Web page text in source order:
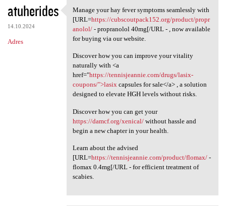
atuherides
14.10.2024
Adres
Manage your hay fever
Manage your hay fever symptoms seamlessly with
[URL=https://cubscoutpack152.org/product/propr
anolol/- propranolol 40mg[/URL - , now available
for buying via our website.
Discover how you can improve your vitality
naturally with <a
href="https://tennisjeannie.com/drugs/lasix-
coupons/">lasixcapsules for sale</a> , a solution
designed to elevate HGH levels without risks.
Discover how you can get your
https://damcf.org/xenical/without hassle and
begin a new chapter in your health.
Learn about the advised
[URL=https://tennisjeannie.com/product/flomax/-
flomax 0.4mg[/URL - for efficient treatment of
scabies.